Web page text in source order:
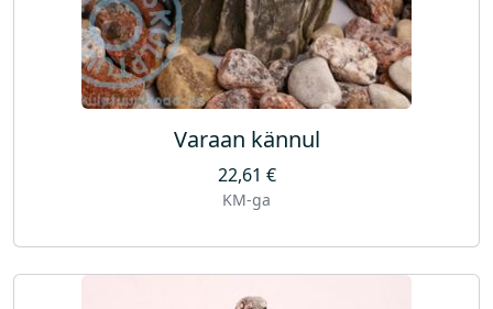
Varaan kännul
22,61 €
KM-ga